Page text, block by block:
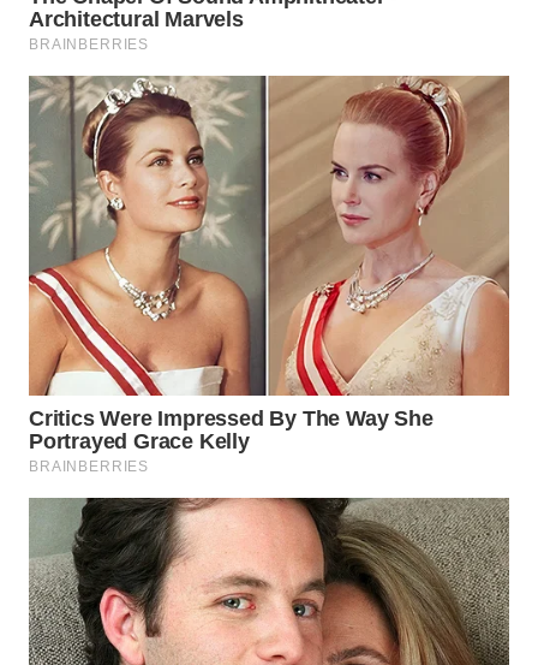
BORNEO
Wahana
Media
Group
WAHANA
NEWS
WAHANA
TANI
WAHANA
ADVOKAT
WAHANA
INFRASTRUKTUR
WAHANA
KONSUMEN
WAHANA
LISTRIK